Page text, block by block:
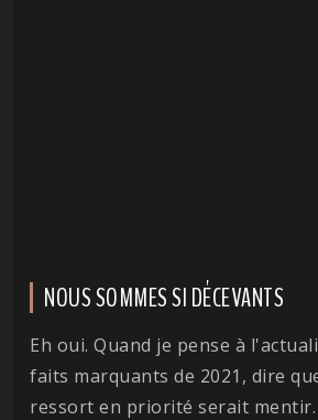
NOUS SOMMES SI DÉCEVANTS
Eh oui. Quand je pense à
faits marquants de 2021, dire
ressort en priorité serait mentir.